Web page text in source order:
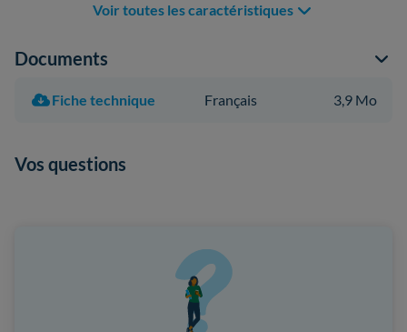
Voir toutes les caractéristiques
Documents
Fiche technique Français 3,9 Mo
Vos questions